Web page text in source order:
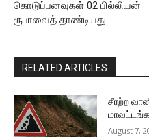
கொடுப்பனவுகள் 02 பில்லியன்
ரூபாவைத் தாண்டியது
RELATED ARTICLES
சீரற்ற
August 7,